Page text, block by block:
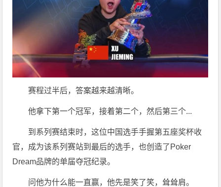
赛程过半后，答案越来越清晰。
他拿下第一个冠军，接着第二个，然后第三个...
到系列赛结束时，这位中国选手手握第五座奖杯收
官，成为该系列赛站到最后的选手，也创造了Poker
Dream品牌的单届夺冠纪录。
问他为什么能一直赢，他先是笑了笑，耸耸肩。